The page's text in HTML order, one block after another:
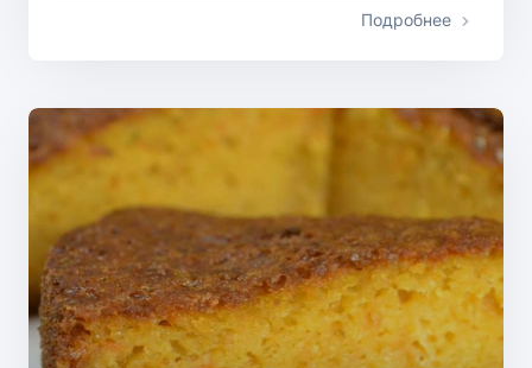
Подробнее